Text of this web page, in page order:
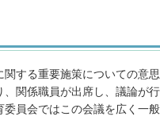
する重要施策についての意
関係職員が出席し、議論が行
員会ではこの会議を広く一